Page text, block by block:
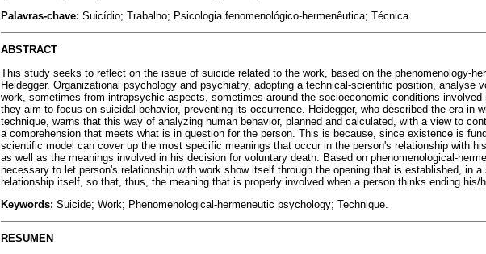
Palavras-chave: Suicídio; Trabalho; Psicologia fenomenológico-hermenêutica; Técnica.
ABSTRACT
This study seeks to reflect on the issue of suicide related to the work, based on the phenomenology-
Heidegger. Organizational psychology and psychiatry, adopting a technical-scientific position, analyse
work, sometimes from intrapsychic aspects, sometimes around the socioeconomic conditions involved
they aim to focus on suicidal behavior, preventing its occurrence. Heidegger, who described the era in
technique, warns that this way of analyzing human behavior, planned and calculated, with a view to
a comprehension that meets what is in question for the person. This is because, since existence is
scientific model can cover up the most specific meanings that occur in the person's relationship with
as well as the meanings involved in his decision for voluntary death. Based on phenomenological-
necessary to let person's relationship with work show itself through the opening that is established, in a
relationship itself, so that, thus, the meaning that is properly involved when a person thinks ending his/
Keywords: Suicide; Work; Phenomenological-hermeneutic psychology; Technique.
RESUMEN